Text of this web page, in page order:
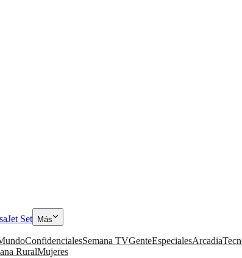
Jet Set Más
ConfidencialesSemana TVGenteEspecialesArcadia
RuralMujeres